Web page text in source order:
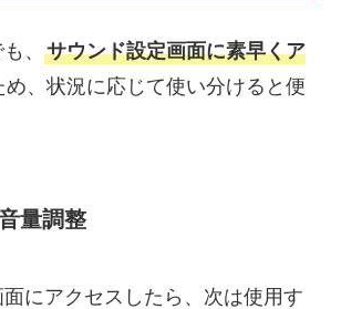
、 サウンド設定画面に素早くア
め、状況に応じて使い分けると便
量調整
にアクセスしたら、次は使用す